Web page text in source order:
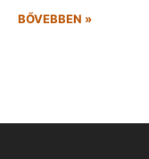
BŐVEBBEN »